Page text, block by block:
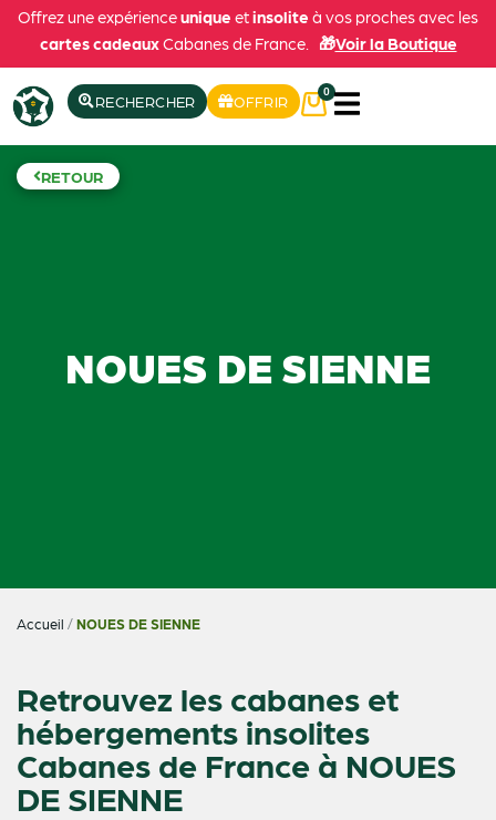
Offrez une expérienceunique etinsolite à vos proches avec les
cartes cadeauxCabanes de France. 🎁Voir la Boutique
RECHERCHER OFFRIR
0
RETOUR
NOUES DE SIENNE
Accueil /NOUES DE SIENNE
Retrouvez les cabanes et
hébergements insolites
Cabanes de France à NOUES
DE SIENNE